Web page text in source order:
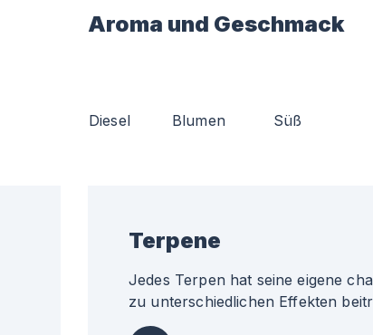
Aroma und Geschmack
Diesel Blumen Süß
Terpene
Jedes Terpen hat seine eigene
zu unterschiedlichen Effekten